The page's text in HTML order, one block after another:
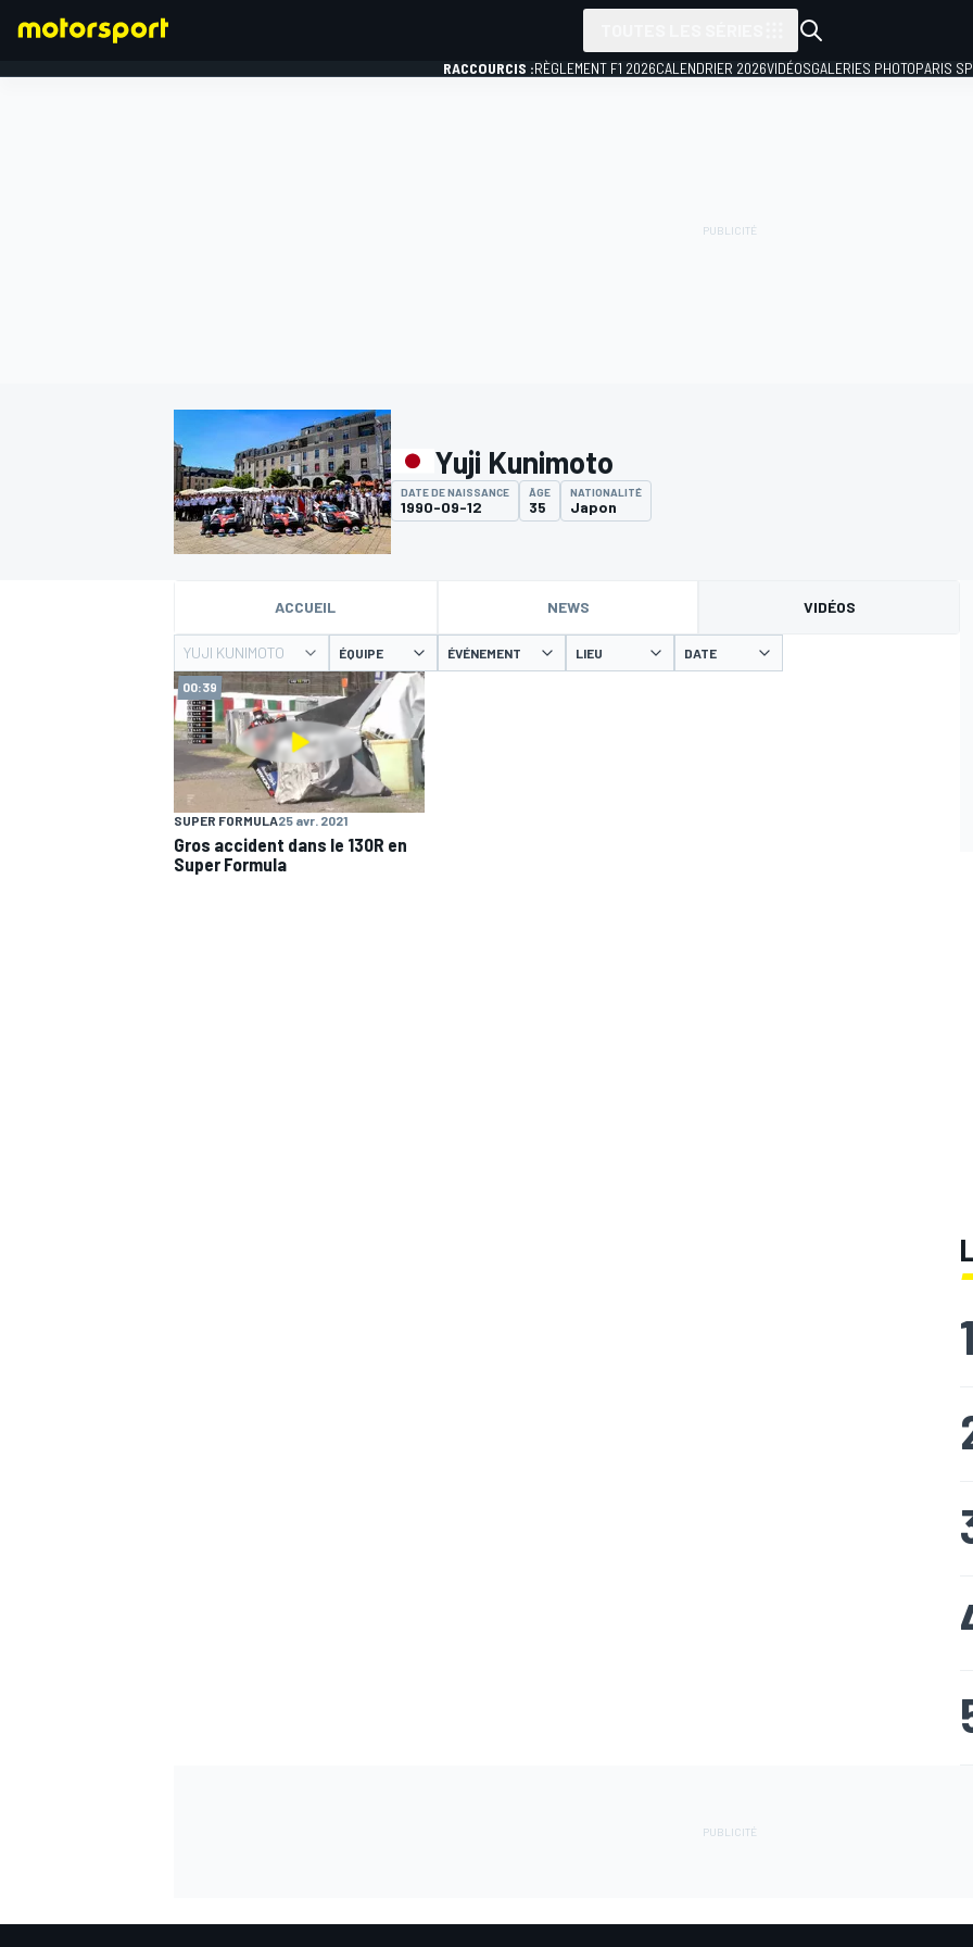
MOTOGP
RACCOURCIS :RÈGLEMENT F1 2026CALENDRIER 2026VIDÉOSGALERIES PHOTOPARIS
Yuji Kunimoto
DATE DE NAISSANCE
1990-09-12
ÂGE
35
NATIONALITÉ
Japon
ACCUEIL NEWS VIDÉOS
YUJI KUNIMOTO ÉQUIPE ÉVÉNEMENT LIEU DATE
00:39
SUPER FORMULA25 avr. 2021
Gros accident dans le 130R en
Super Formula
1